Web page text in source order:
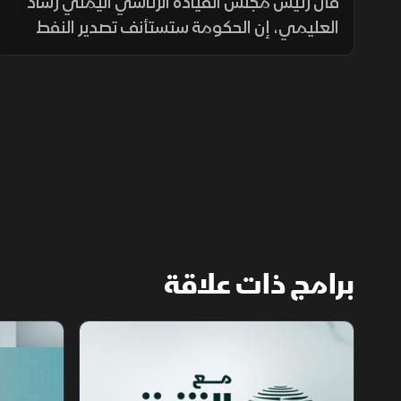
العليمي، إن الحكومة ستستأنف تصدير النفط
وتوجه عائداته لصرف الرواتب وتحسين الخدمات
برامج ذات علاقة
مع الشرق الأوسط الخبر الآخر